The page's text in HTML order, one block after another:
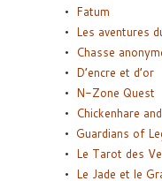
Fatum
Les aventures
Chasse
D’encre et d’or
N-Zone Quest
Chickenhare
Guardians of
Le Tarot des
Le Jade et le